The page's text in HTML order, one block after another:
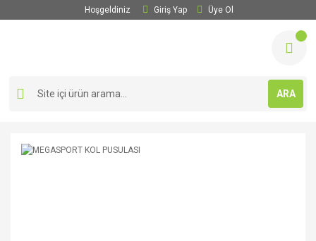
Hoşgeldiniz Giriş Yap Üye Ol
ARA